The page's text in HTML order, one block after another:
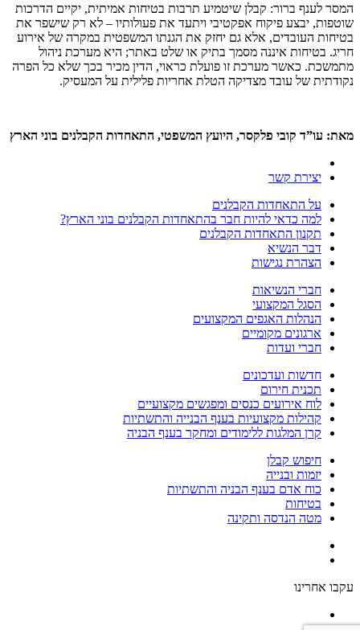
המסר לענף ברור: קבלן שיטמיע תרבות בטיחות אמיתית, יקיים הדרכות
שוטפות, יבצע פיקוח אפקטיבי ויתעד את פעולותיו – לא רק שישפר את
בטיחות העובדים, אלא גם יחזק את הגנתו המשפטית במקרה של אירוע
חריג. בטיחות איננה מסמך בתיק או שלט באתר; היא מערכת ניהול
מתמשכת. כאשר מערכת זו פועלת כראוי, הדין מכיר בכך שלא כל הפרה
נקודתית של עובד מצדיקה הטלת אחריות פלילית על המעסיק.
מאת: עו”ד קובי פלקסר, היועץ המשפטי, התאחדות הקבלנים בוני הארץ
יצירת קשר
על התאחדות הקבלנים
למה כדאי להיות חבר בהתאחדות הקבלנים בוני הארץ?
תקנון התאחדות הקבלנים
דבר הנשיא
הצהרת נגישות
חברי הנשיאות
הסגל המקצועי
הנהלות האגפים המקצועים
ארגונים מקומיים
חברי ועדות
חדשות ועדכונים
תכנית חירום
לוח אירועים כנסים ומפגשים מקצועיים
קהילות מקצועיות בענף הבנייה והתשתיות
קרן המלגות ללימודים ומחקר בענף הבניה
חיפוש קבלן
יזמות ובנייה
כוח אדם בענף הבניה והתשתיות
בטיחות
מטה הנדסה ותקינה
עקבו אחרינו